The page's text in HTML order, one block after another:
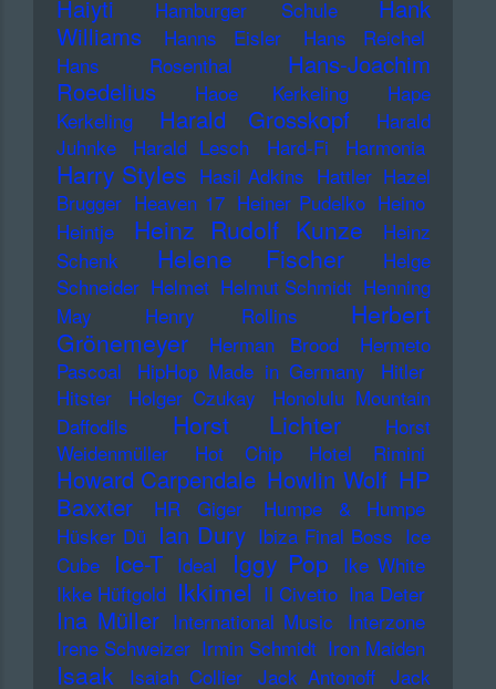
Haiyti Hamburger Schule
Hank
Williams
Hanns Eisler
Hans Reichel
Hans Rosenthal
Hans-Joachim
Roedelius
Haoe Kerkeling
Hape
Kerkeling
Harald Grosskopf
Harald
Juhnke
Harald Lesch Hard-Fi Harmonia
Harry Styles Hasil Adkins Hattler Hazel
Brugger Heaven 17 Heiner Pudelko Heino
Heintje
Heinz Rudolf Kunze
Heinz
Schenk
Helene Fischer
Helge
Schneider Helmet Helmut Schmidt Henning
May
Henry Rollins
Herbert
Grönemeyer
Herman Brood
Hermeto
Pascoal
HipHop Made in Germany
Hitler
Hitster
Holger Czukay
Honolulu Mountain
Daffodils
Horst Lichter
Horst
Weidenmüller
Hot Chip Hotel Rimini
Howard Carpendale Howlin Wolf HP
Baxxter
HR Giger
Humpe & Humpe
Hüsker Dü Ian Dury Ibiza Final Boss Ice
Cube
Ice-T Ideal Iggy Pop Ike White
Ikke Hüftgold Ikkimel Il Civetto Ina Deter
Ina Müller International Music Interzone
Irene Schweizer Irmin Schmidt Iron Maiden
Isaak Isaiah Collier Jack Antonoff Jack